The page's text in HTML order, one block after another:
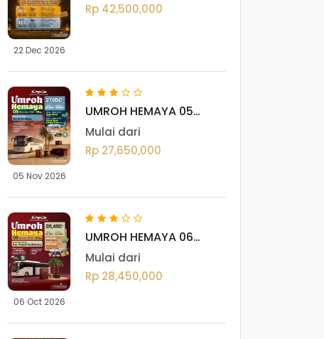
22 Dec 2026
Rp 42,500,000
05 Nov 2026
UMROH HEMAYA 05
Mulai dari
Rp 27,650,000
06 Oct 2026
UMROH HEMAYA 06
OKTOBER 2026
Mulai dari
Rp 28,450,000